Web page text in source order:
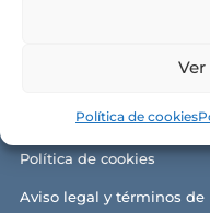
Política de cookies
Política de privacidad
Política de cookies
Aviso legal y términos de